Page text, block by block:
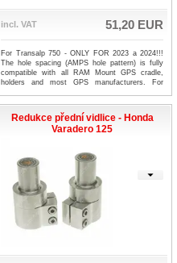
incl. VAT 51,20 EUR
For Transalp 750 - ONLY FOR 2023 a 2024!!!
The hole spacing (AMPS hole pattern) is fully
compatible with all RAM Mount GPS cradle,
holders and most GPS manufacturers. For
Redukce přední vidlice - Honda
Varadero 125